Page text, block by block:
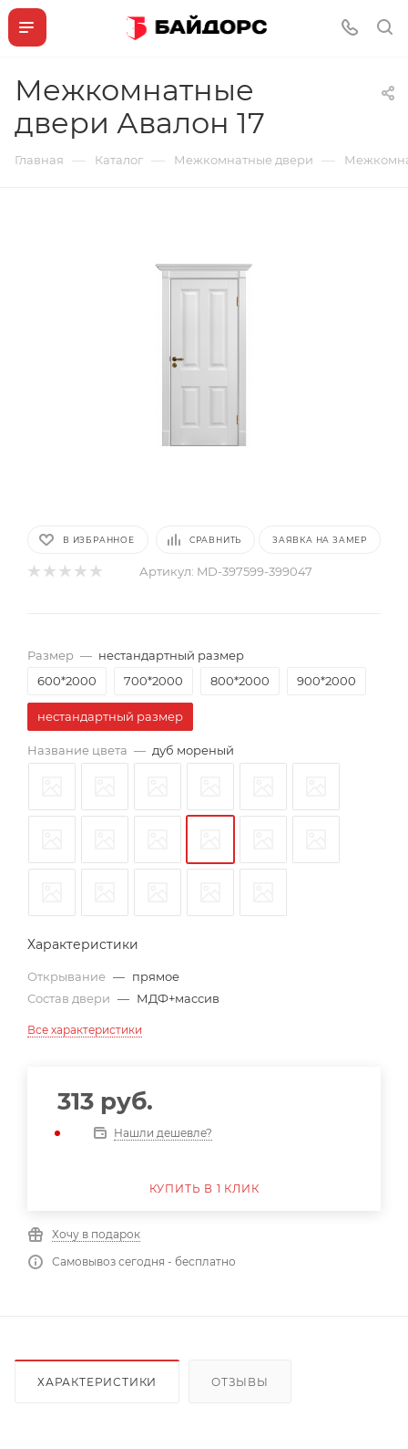
Межкомнатные
двери Авалон 17
Главная — Каталог — Межкомнатные двери —
В ИЗБРАННОЕ СРАВНИТЬ ЗАЯВКА НА ЗАМЕР
Артикул: MD-397599-399047
Размер — нестандартный размер
600*2000
700*2000 800*2000 900*2000
нестандартный размер
Название цвета — дуб мореный
Характеристики
Открывание — прямое
Состав двери — МДФ+массив
Все характеристики
313 руб.
Нашли дешевле?
КУПИТЬ В 1 КЛИК
Хочу в подарок
Самовывоз сегодня - бесплатно
ХАРАКТЕРИСТИКИ ОТЗЫВЫ